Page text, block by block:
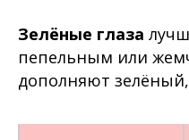
Зелёные глаза
пепельным или
дополняют